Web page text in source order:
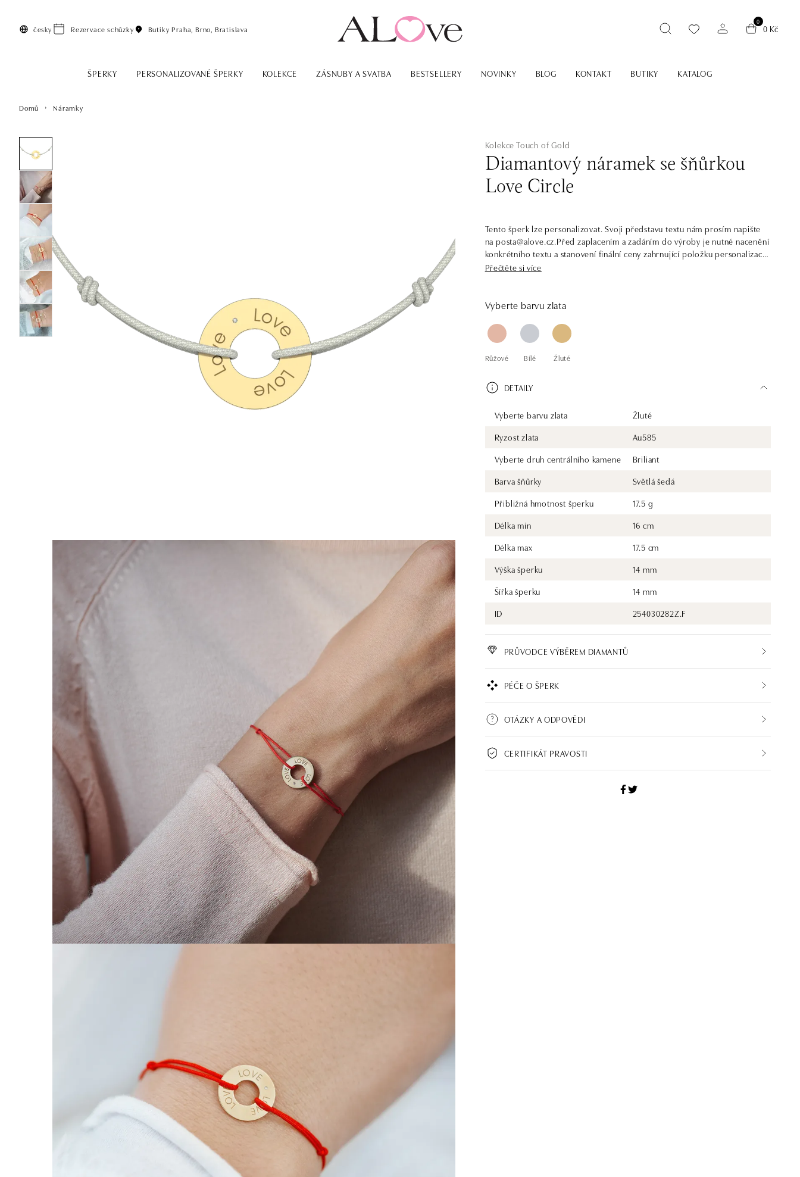
česky Rezervace schůzky Butiky Praha, Brno, Bratislava
0
0 Kč
ŠPERKY PERSONALIZOVANÉ ŠPERKY KOLEKCE ZÁSNUBY A SVATBA BESTSELLERY NOVINKY BLOG KONTAKT BUTIKY KATALOG
Domů Náramky
Kolekce Touch of Gold
Diamantový náramek se šňůrkou
Love Circle
Tento šperk lze personalizovat. Svoji představu textu nám prosím napište
na posta@alove.cz.Před zaplacením a zadáním do výroby je nutné nacenění
konkrétního textu a stanovení finální ceny zahrnující položku personalizace.
Minimalistický náramek z kolekce ALOve Touch of Gold s barevnou šňůrkou
Přečtěte si více
Vyberte barvu zlata
Růžové Bílé Žluté
DETAILY
Vyberte barvu zlata
Žluté
Ryzost zlata
Au585
Vyberte druh centrálního kamene
Briliant
Barva šňůrky
Světlá šedá
Přibližná hmotnost šperku
17.5 g
Délka min
16 cm
Délka max
17.5 cm
Výška šperku
14 mm
Šířka šperku
14 mm
ID
254030282Z.F
PRŮVODCE VÝBĚREM DIAMANTŮ
PÉČE O ŠPERK
OTÁZKY A ODPOVĚDI
CERTIFIKÁT PRAVOSTI